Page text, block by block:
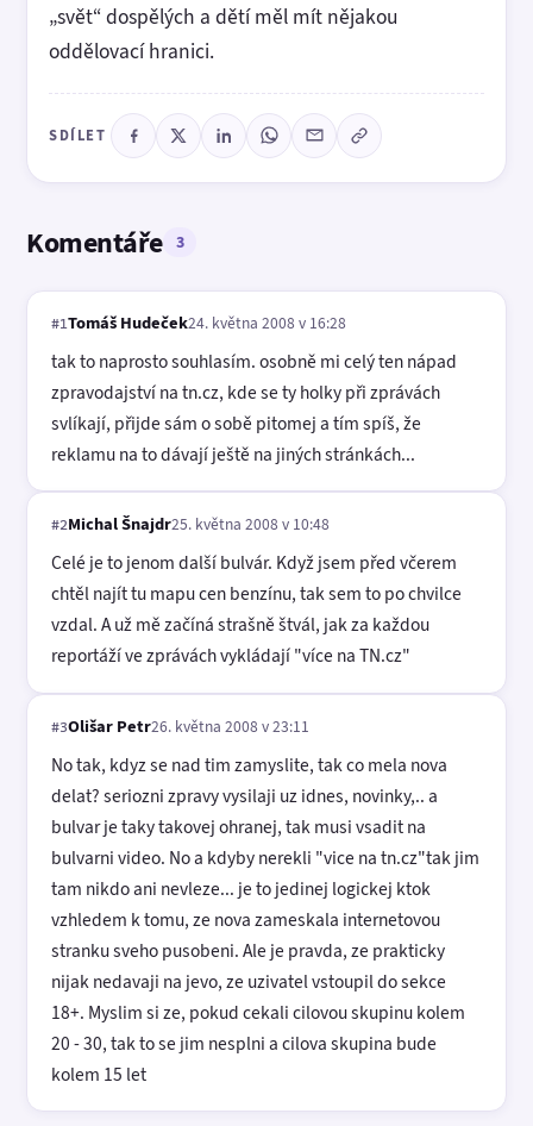
„svět“ dospělých a dětí měl mít nějakou
oddělovací hranici.
SDÍLET
Komentáře 3
#1Tomáš Hudeček24. května 2008 v 16:28
tak to naprosto souhlasím. osobně mi celý ten nápad
zpravodajství na tn.cz, kde se ty holky při zprávách
svlíkají, přijde sám o sobě pitomej a tím spíš, že
reklamu na to dávají ještě na jiných stránkách...
#2Michal Šnajdr25. května 2008 v 10:48
Celé je to jenom další bulvár. Když jsem před včerem
chtěl najít tu mapu cen benzínu, tak sem to po chvilce
vzdal. A už mě začíná strašně štvál, jak za každou
reportáží ve zprávách vykládají "více na TN.cz"
#3Olišar Petr26. května 2008 v 23:11
No tak, kdyz se nad tim zamyslite, tak co mela nova
delat? seriozni zpravy vysilaji uz idnes, novinky,.. a
bulvar je taky takovej ohranej, tak musi vsadit na
bulvarni video. No a kdyby nerekli "vice na tn.cz"tak jim
tam nikdo ani nevleze... je to jedinej logickej ktok
vzhledem k tomu, ze nova zameskala internetovou
stranku sveho pusobeni. Ale je pravda, ze prakticky
nijak nedavaji na jevo, ze uzivatel vstoupil do sekce
18+. Myslim si ze, pokud cekali cilovou skupinu kolem
20 - 30, tak to se jim nesplni a cilova skupina bude
kolem 15 let